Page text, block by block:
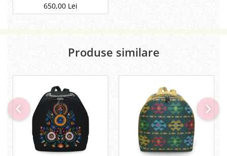
650,00 Lei
Produse similare